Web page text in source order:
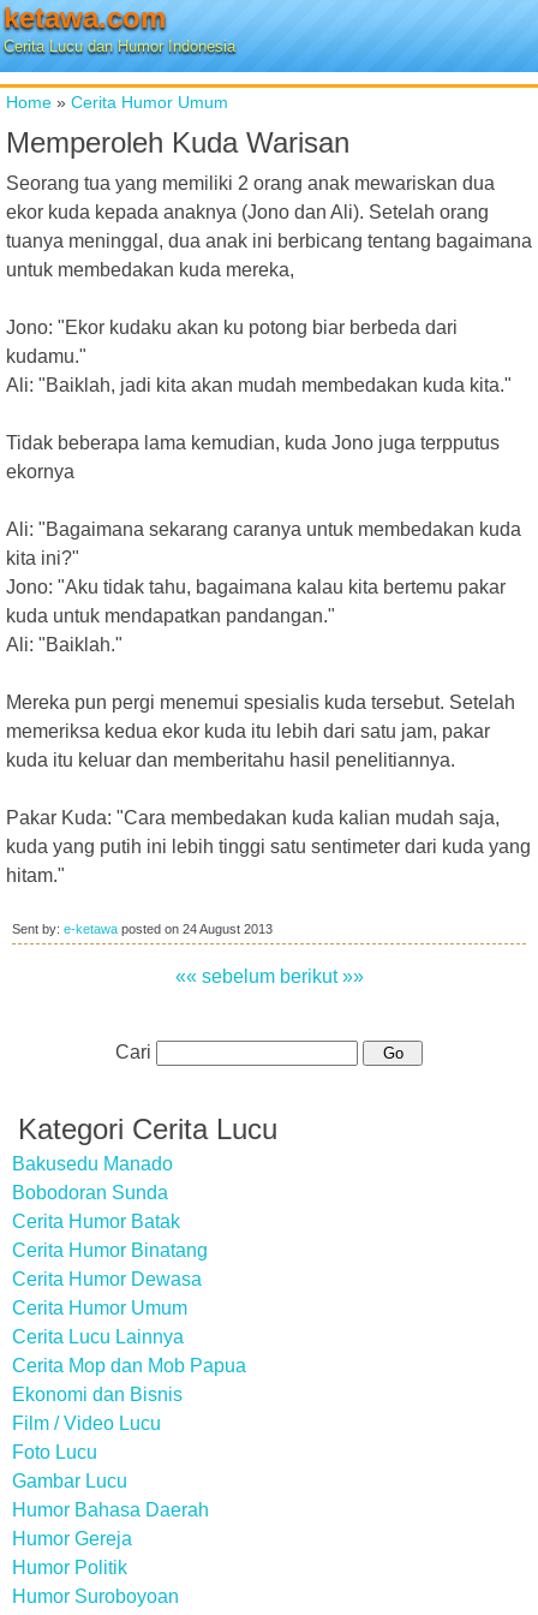
ketawa.com
Cerita Lucu dan Humor Indonesia
Home » Cerita Humor Umum
Memperoleh Kuda Warisan
Seorang tua yang memiliki 2 orang anak mewariskan dua
ekor kuda kepada anaknya (Jono dan Ali). Setelah orang
tuanya meninggal, dua anak ini berbicang tentang bagaimana
untuk membedakan kuda mereka,
Jono: "Ekor kudaku akan ku potong biar berbeda dari
kudamu."
Ali: "Baiklah, jadi kita akan mudah membedakan kuda kita."
Tidak beberapa lama kemudian, kuda Jono juga terpputus
ekornya
Ali: "Bagaimana sekarang caranya untuk membedakan kuda
kita ini?"
Jono: "Aku tidak tahu, bagaimana kalau kita bertemu pakar
kuda untuk mendapatkan pandangan."
Ali: "Baiklah."
Mereka pun pergi menemui spesialis kuda tersebut. Setelah
memeriksa kedua ekor kuda itu lebih dari satu jam, pakar
kuda itu keluar dan memberitahu hasil penelitiannya.
Pakar Kuda: "Cara membedakan kuda kalian mudah saja,
kuda yang putih ini lebih tinggi satu sentimeter dari kuda yang
hitam."
Sent by: e-ketawa posted on 24 August 2013
«« sebelum berikut »»
Cari
Kategori Cerita Lucu
Bakusedu Manado
Bobodoran Sunda
Cerita Humor Batak
Cerita Humor Binatang
Cerita Humor Dewasa
Cerita Humor Umum
Cerita Lucu Lainnya
Cerita Mop dan Mob Papua
Ekonomi dan Bisnis
Film / Video Lucu
Foto Lucu
Gambar Lucu
Humor Bahasa Daerah
Humor Gereja
Humor Politik
Humor Suroboyoan